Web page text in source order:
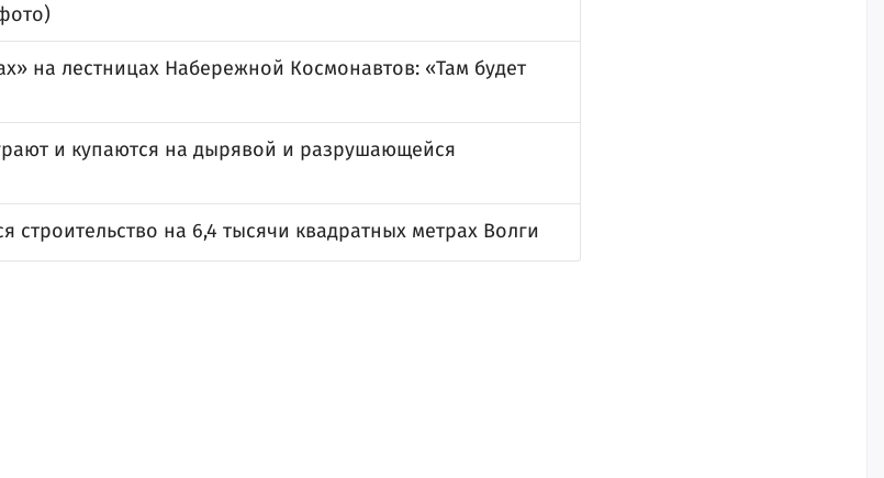
на лестницах Набережной Космонавтов: «Там будет
и купаются на дырявой и разрушающейся
строительство на 6,4 тысячи квадратных метрах Волги